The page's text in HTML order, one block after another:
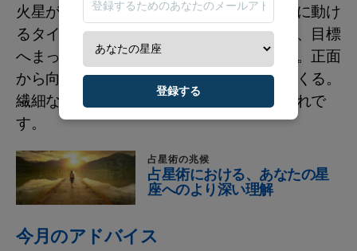
火星が牡羊座に入ることで、ダイナミックに動け
るタイミングが到来。競争心が燃え上がり、目標
へまっすぐにアクセルを踏みたくなるはず。正面
から向き合うほど、勝ち筋もはっきりしてくる。
繊細な人ほど、大きな挑戦に強くなれる流れで
す。
占星術の兆候
占星術における、あなたの星
座へのより深い理解
今月のアドバイス
登録する